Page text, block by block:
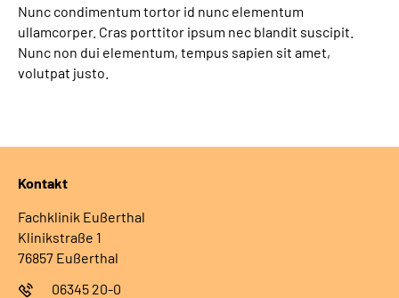
Nunc condimentum tortor id nunc elementum
ullamcorper. Cras porttitor ipsum nec blandit suscipit.
Nunc non dui elementum, tempus sapien sit amet,
volutpat justo.
Kontakt
Fachklinik Eußerthal
Klinikstraße 1
76857 Eußerthal
06345 20-0